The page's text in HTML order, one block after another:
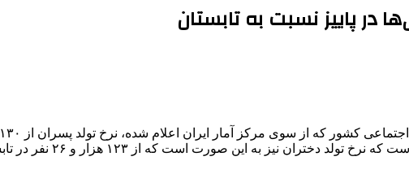
در پاییز نسبت به تابستان